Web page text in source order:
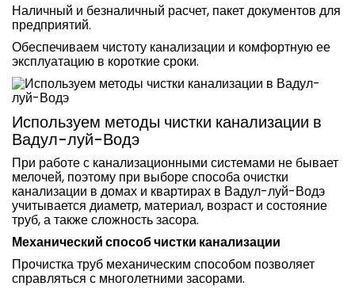
Наличный и безналичный расчет, пакет документов для
предприятий.
Обеспечиваем чистоту канализации и комфортную ее
эксплуатацию в короткие сроки.
Используем методы чистки канализации в
Вадул-луй-Водэ
При работе с канализационными системами не бывает
мелочей, поэтому при выборе способа очистки
канализации в домах и квартирах в Вадул-луй-Водэ
учитывается диаметр, материал, возраст и состояние
труб, а также сложность засора.
Механический способ чистки канализации
Прочистка труб механическим способом позволяет
справляться с многолетними засорами.